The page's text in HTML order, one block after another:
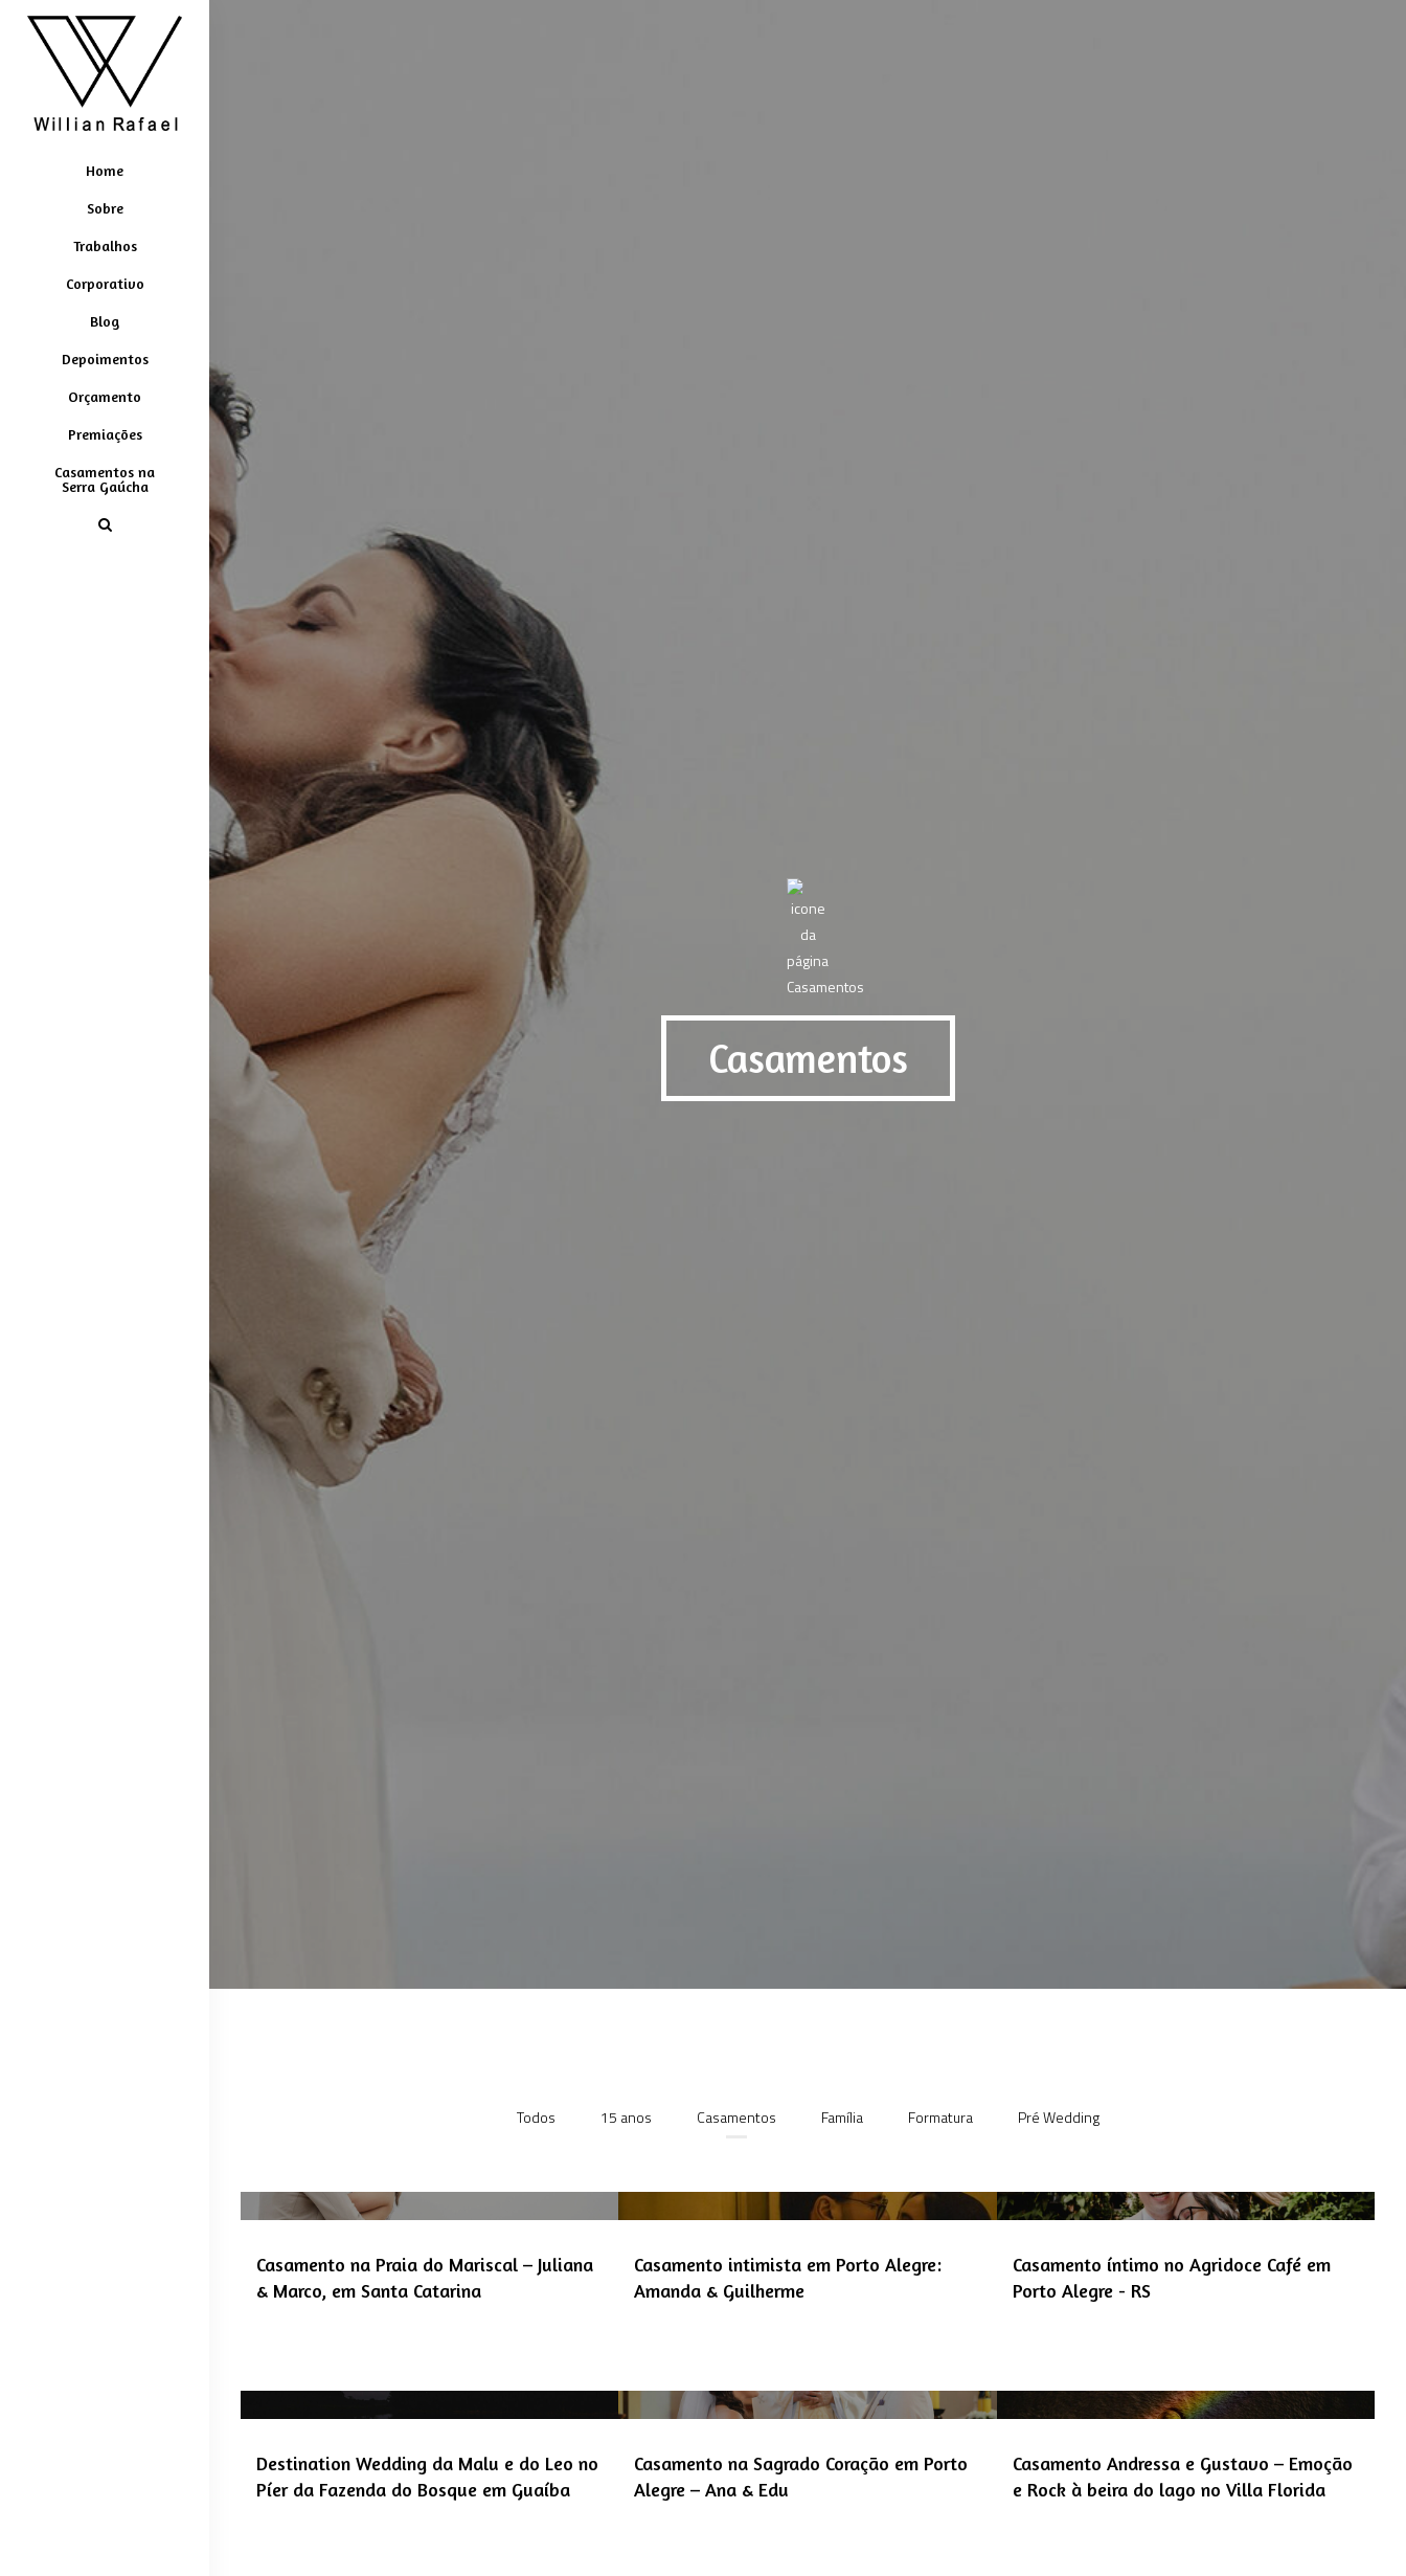
Home
Sobre
Trabalhos
Corporativo
Blog
Depoimentos
Orçamento
Premiações
Casamentos na
Serra Gaúcha
Casamentos
Todos 15 anos Casamentos Família Formatura Pré Wedding
Casamento na Praia do Mariscal – Juliana
& Marco, em Santa Catarina
Casamento intimista em Porto Alegre:
Amanda & Guilherme
Casamento íntimo no Agridoce Café em
Porto Alegre - RS
Destination Wedding da Malu e do Leo no
Píer da Fazenda do Bosque em Guaíba
Casamento na Sagrado Coração em Porto
Alegre – Ana & Edu
Casamento Andressa e Gustavo – Emoção
e Rock à beira do lago no Villa Florida